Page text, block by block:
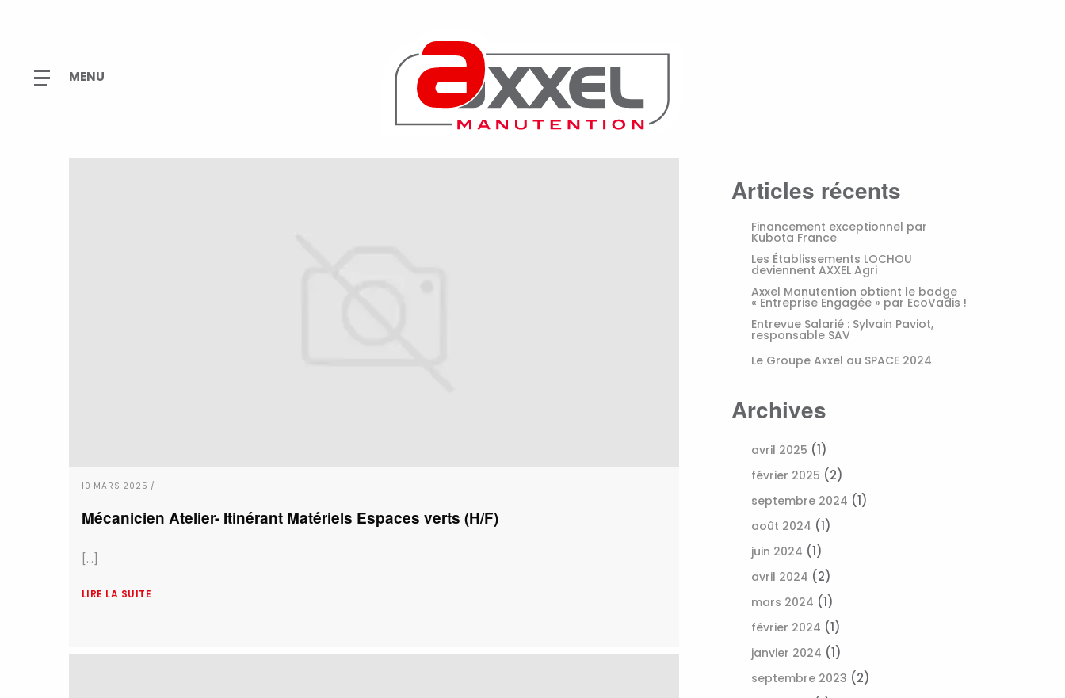
10 MARS 2025 /
Mécanicien Atelier- Itinérant Matériels Espaces verts (H/F)
[...]
LIRE LA SUITE
Articles récents
Financement exceptionnel par
Kubota France
Les Établissements LOCHOU
deviennent AXXEL Agri
Axxel Manutention obtient le badge
« Entreprise Engagée » par EcoVadis !
Entrevue Salarié : Sylvain Paviot,
responsable SAV
Le Groupe Axxel au SPACE 2024
Archives
avril 2025 (1)
février 2025 (2)
septembre 2024 (1)
août 2024 (1)
juin 2024 (1)
avril 2024 (2)
mars 2024 (1)
février 2024 (1)
janvier 2024 (1)
septembre 2023 (2)